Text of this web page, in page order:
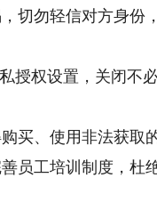
勿轻信对方身份
权设置，关闭不必
、使用非法获取的
工培训制度，杜绝